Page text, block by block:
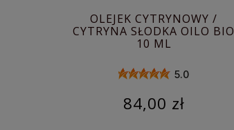
OLEJEK CYTRYNOWY /
CYTRYNA SŁODKA OILO BIO
10 ML
5.0
84,00 zł